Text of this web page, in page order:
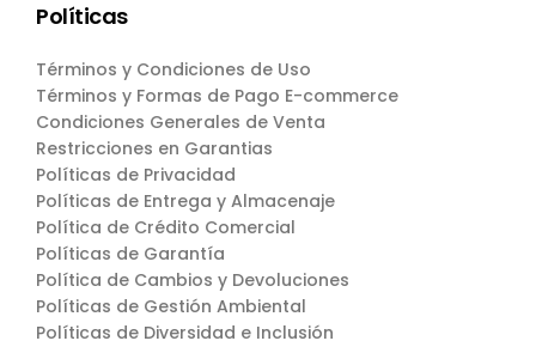
Políticas
Términos y Condiciones de Uso
Términos y Formas de Pago E-commerce
Condiciones Generales de Venta
Restricciones en Garantias
Políticas de Privacidad
Políticas de Entrega y Almacenaje
Política de Crédito Comercial
Políticas de Garantía
Política de Cambios y Devoluciones
Políticas de Gestión Ambiental
Políticas de Diversidad e Inclusión